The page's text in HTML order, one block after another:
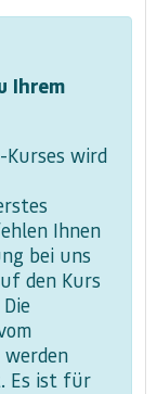
Ihrem
Kurses wird
Ihnen
bei uns
den Kurs
Es ist für